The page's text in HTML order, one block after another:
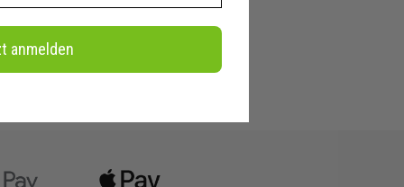
weiß,
schwarz,
164, 176
anmelden